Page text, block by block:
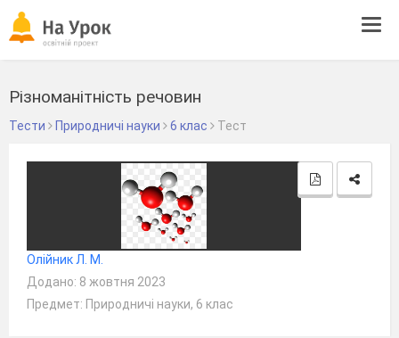
Різноманітність речовин
Тести Природничі науки 6 клас Тест
Олійник Л. М.
Додано: 8 жовтня 2023
Предмет: Природничі науки, 6 клас